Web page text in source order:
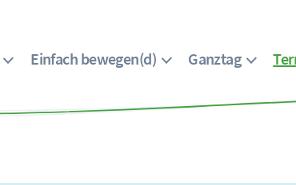
Einfach bewegen(d) Ganztag